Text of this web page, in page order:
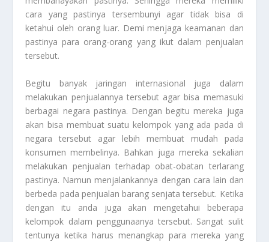
cara yang pastinya tersembunyi agar tidak bisa di
ketahui oleh orang luar. Demi menjaga keamanan dan
pastinya para orang-orang yang ikut dalam penjualan
tersebut.
Begitu banyak jaringan internasional juga dalam
melakukan penjualannya tersebut agar bisa memasuki
berbagai negara pastinya. Dengan begitu mereka juga
akan bisa membuat suatu kelompok yang ada pada di
negara tersebut agar lebih membuat mudah pada
konsumen membelinya. Bahkan juga mereka sekalian
melakukan penjualan terhadap obat-obatan terlarang
pastinya. Namun menjalankannya dengan cara lain dan
berbeda pada penjualan barang senjata tersebut. Ketika
dengan itu anda juga akan mengetahui beberapa
kelompok dalam penggunaanya tersebut. Sangat sulit
tentunya ketika harus menangkap para mereka yang